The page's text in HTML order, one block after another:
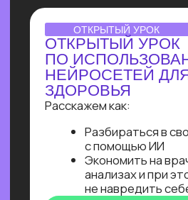
Для детей 8
Естественный интеллект 1
Высшее образование 2